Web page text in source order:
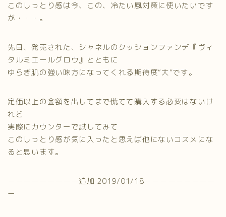
このしっとり感は今、この、冷たい風対策に使いたいです
が・・・。
先日、発売された、シャネルのクッションファンデ『ヴィ
タルミエールグロウ』とともに
ゆらぎ肌の強い味方になってくれる期待度“大”です。
定価以上の金額を出してまで慌てて購入する必要はないけ
れど
実際にカウンターで試してみて
このしっとり感が気に入ったと思えば他にないコスメにな
ると思います。
ーーーーーーーーー追加 2019/01/18ーーーーーーーーー
ー